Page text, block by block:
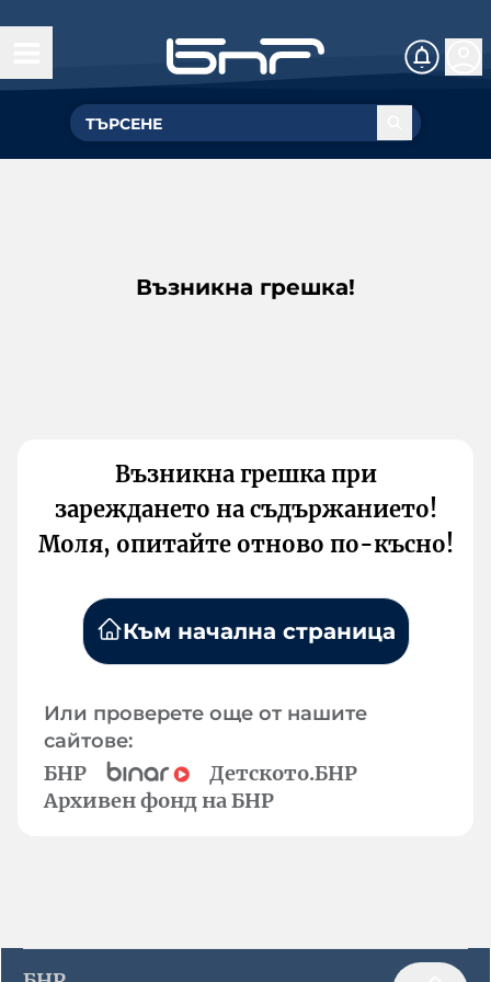
Възникна грешка!
Възникна грешка при
зареждането на съдържанието!
Моля, опитайте отново по-късно!
Към начална страница
Или проверете още от нашите
сайтове:
БНР
Детското.БНР
Архивен фонд на БНР